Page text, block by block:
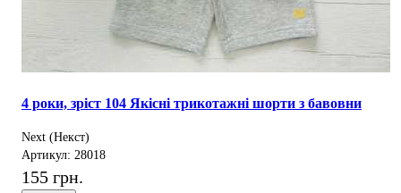
4 роки, зріст 104 Якісні трикотажні шорти з бавовни
Next (Некст)
Артикул: 28018
155 грн.